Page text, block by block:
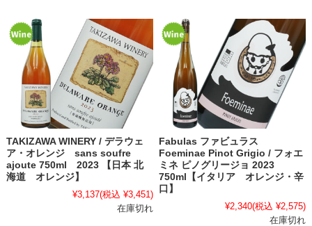
TAKIZAWA WINERY / デラウェ
ア・オレンジ sans soufre
ajoute 750ml 2023 【日本 北
海道 オレンジ】
¥3,137(税込 ¥3,451)
在庫切れ
Fabulas ファビュラス
Foeminae Pinot Grigio / フォエ
ミネ ピノグリージョ 2023
750ml【イタリア オレンジ・辛
口】
¥2,340(税込 ¥2,575)
在庫切れ